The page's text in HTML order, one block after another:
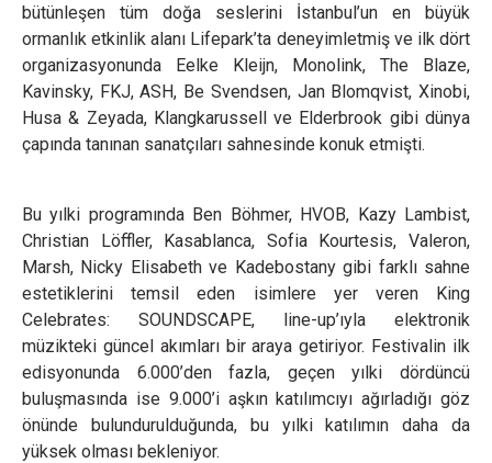
bütünleşen tüm doğa seslerini İstanbul’un en büyük
ormanlık etkinlik alanı Lifepark’ta deneyimletmiş ve ilk dört
organizasyonunda Eelke Kleijn, Monolink, The Blaze,
Kavinsky, FKJ, ASH, Be Svendsen, Jan Blomqvist, Xinobi,
Husa & Zeyada, Klangkarussell ve Elderbrook gibi dünya
çapında tanınan sanatçıları sahnesinde konuk etmişti.
Bu yılki programında Ben Böhmer, HVOB, Kazy Lambist,
Christian Löffler, Kasablanca, Sofia Kourtesis, Valeron,
Marsh, Nicky Elisabeth ve Kadebostany gibi farklı sahne
estetiklerini temsil eden isimlere yer veren King
Celebrates: SOUNDSCAPE, line-up’ıyla elektronik
müzikteki güncel akımları bir araya getiriyor. Festivalin ilk
edisyonunda 6.000’den fazla, geçen yılki dördüncü
buluşmasında ise 9.000’i aşkın katılımcıyı ağırladığı göz
önünde bulundurulduğunda, bu yılki katılımın daha da
yüksek olması bekleniyor.